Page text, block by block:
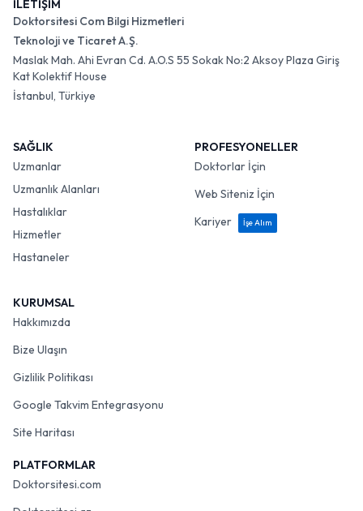
İLETİŞİM
Doktorsitesi Com Bilgi Hizmetleri
Teknoloji ve Ticaret A.Ş.
Maslak Mah. Ahi Evran Cd. A.O.S 55 Sokak No:2 Aksoy Plaza Giriş
Kat Kolektif House
İstanbul, Türkiye
SAĞLIK
Uzmanlar
Uzmanlık Alanları
Hastalıklar
Hizmetler
Hastaneler
PROFESYONELLER
Doktorlar İçin
Web Siteniz İçin
Kariyer
İşe Alım
KURUMSAL
Hakkımızda
Bize Ulaşın
Gizlilik Politikası
Google Takvim Entegrasyonu
Site Haritası
PLATFORMLAR
Doktorsitesi.com